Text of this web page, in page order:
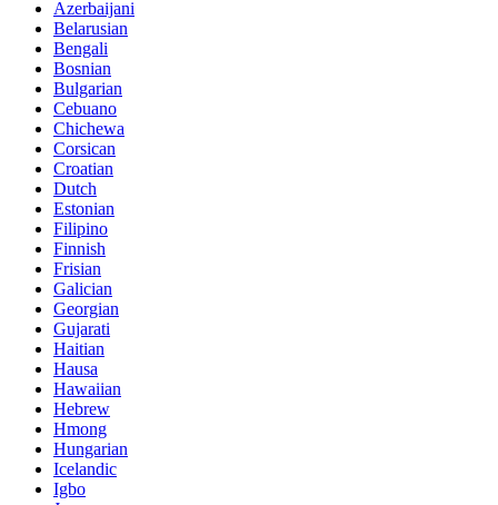
Azerbaijani
Belarusian
Bengali
Bosnian
Bulgarian
Cebuano
Chichewa
Corsican
Croatian
Dutch
Estonian
Filipino
Finnish
Frisian
Galician
Georgian
Gujarati
Haitian
Hausa
Hawaiian
Hebrew
Hmong
Hungarian
Icelandic
Igbo